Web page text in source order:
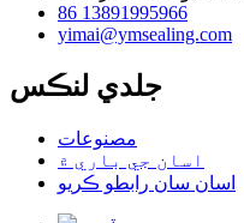
86 13891995966
yimai@ymsealing.com
جلدي لنڪس
مصنوعات
اسان جي باري ۾
اسان سان رابطو ڪريو